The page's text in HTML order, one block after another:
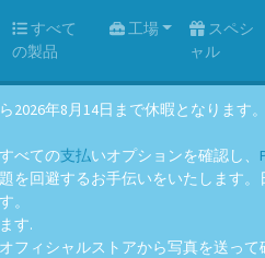
すべて
の製品
工場
スペシ
ャル
2026年8月14日まで休暇となりま
べての支払いオプションを確認し、
を回避するお手伝いをいたします
。
す.
ィシャルストアから写真を送って